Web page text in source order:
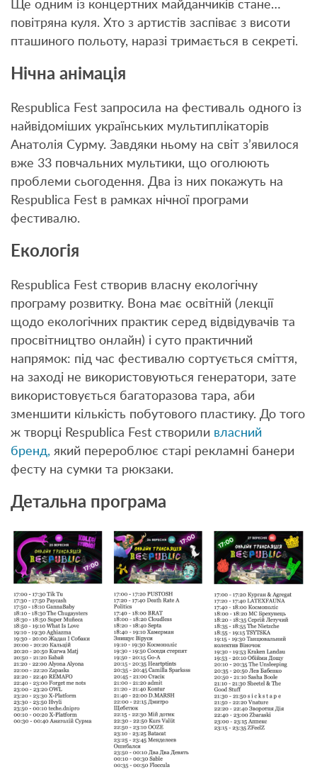
Ще одним із концертних майданчиків стане…
повітряна куля. Хто з артистів заспіває з висоти
пташиного польоту, наразі тримається в секреті.
Нічна анімація
Respublica Fest запросила на фестиваль одного із
найвідоміших українських мультиплікаторів
Анатолія Сурму. Завдяки ньому на світ з’явилося
вже 33 повчальних мультики, що оголюють
проблеми сьогодення. Два із них покажуть на
Respublica Fest в рамках нічної програми
фестивалю.
Екологія
Respublica Fest створив власну екологічну
програму розвитку. Вона має освітній (лекції
щодо екологічних практик серед відвідувачів та
просвітництво онлайн) і суто практичний
напрямок: під час фестивалю сортується сміття,
на заході не використовуються генератори, зате
використовується багаторазова тара, аби
зменшити кількість побутового пластику. До того
ж творці Respublica Fest створили власний
бренд, який перероблює старі рекламні банери
фесту на сумки та рюкзаки.
Детальна програма